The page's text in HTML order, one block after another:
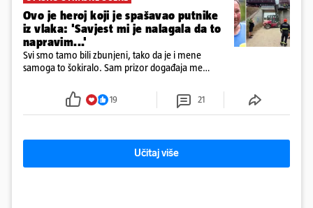
Ovo je heroj koji je spašavao putnike
iz vlaka: 'Savjest mi je nalagala da to
napravim...'
Svi smo tamo bili zbunjeni, tako da je i mene
samoga to šokiralo. Sam prizor događaja me
19 21
Učitaj više